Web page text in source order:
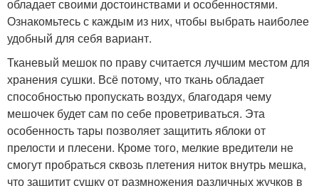
обладает своими достоинствами и особенностями.
Ознакомьтесь с каждым из них, чтобы выбрать наиболее
удобный для себя вариант.
Тканевый мешок по праву считается лучшим местом для
хранения сушки. Всё потому, что ткань обладает
способностью пропускать воздух, благодаря чему
мешочек будет сам по себе проветриваться. Эта
особенность тары позволяет защитить яблоки от
прелости и плесени. Кроме того, мелкие вредители не
смогут пробраться сквозь плетения ниток внутрь мешка,
что защитит сушку от размножения различных жучков в